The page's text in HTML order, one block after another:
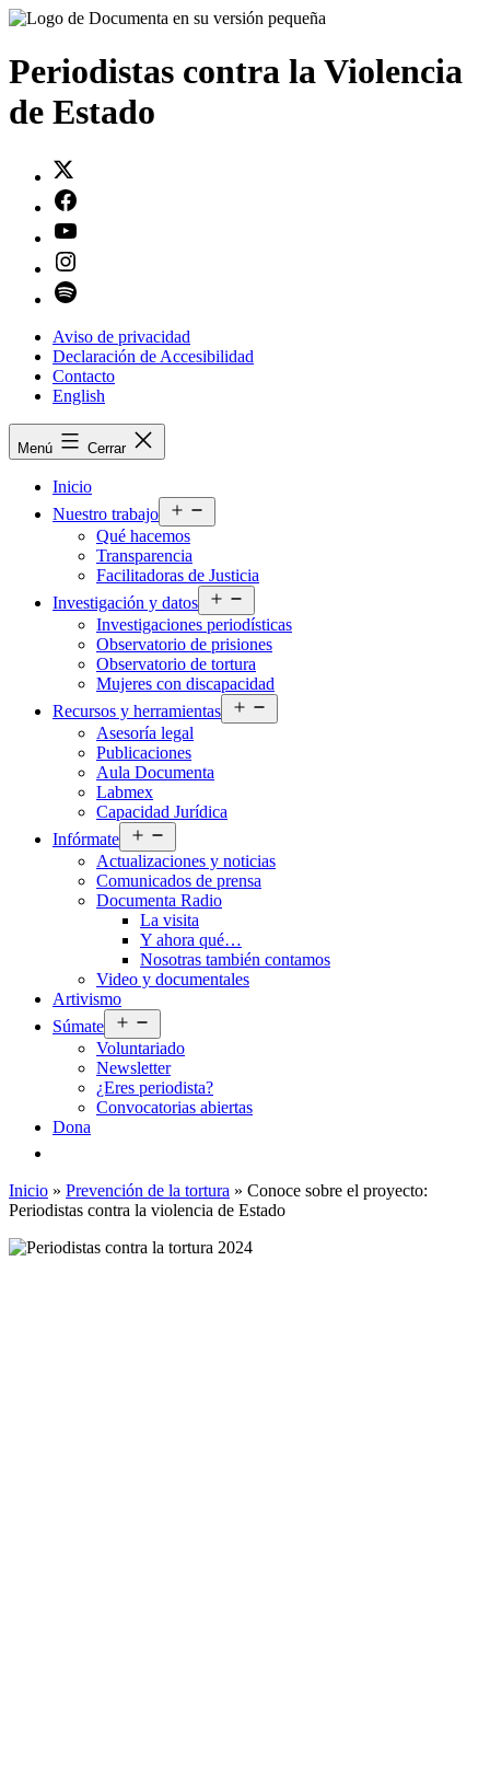
Saltar
contenido
Periodistas contra la Violencia
de Estado
Aviso de privacidad
Declaración de Accesibilidad
Contacto
English
Menú Cerrar
Inicio
Nuestro trabajo
el
Qué hacemos
Transparencia
Facilitadoras de Justicia
Investigación y datos
el
menú
Investigaciones periodísticas
Observatorio de prisiones
Observatorio de tortura
Mujeres con discapacidad
Recursos y herramientas
el
Asesoría legal
Publicaciones
Aula Documenta
Labmex
Capacidad Jurídica
Infórmate
el
menú
Actualizaciones y noticias
Comunicados de prensa
Documenta Radio
La visita
Y ahora qué…
Nosotras también contamos
Video y documentales
Artivismo
Súmate
el
menú
Voluntariado
Newsletter
¿Eres periodista?
Convocatorias abiertas
Dona
Inicio » Prevención de la tortura » Conoce sobre el proyecto:
Periodistas contra la violencia de Estado